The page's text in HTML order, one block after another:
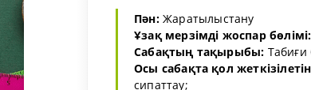
Пән:Жаратылыстану
Ұзақ мерзімді жоспар бөлімі:
Сабақтың тақырыбы: Табиғи
Осы сабақта қол
сипаттау;